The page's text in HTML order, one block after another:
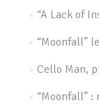
“A Lack of
“Moonfall”
Cello Man,
“Moonfall”